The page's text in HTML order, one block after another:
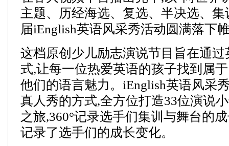
主题、历经海选、复选、半决选、
届iEnglish英语风采秀活动圆满落下
这档原创少儿励志演说节目旨在通
式,让每一位热爱英语的孩子找到属
他们的语言魅力。iEnglish英语风采
真人秀的方式,全方位打造33位演说
之旅,360°记录选手们集训与舞台的
记录了选手们的成长变化。